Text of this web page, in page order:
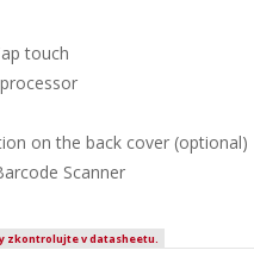
touch
on the back cover (optional)
Scanner
zkontrolujte v datasheetu.